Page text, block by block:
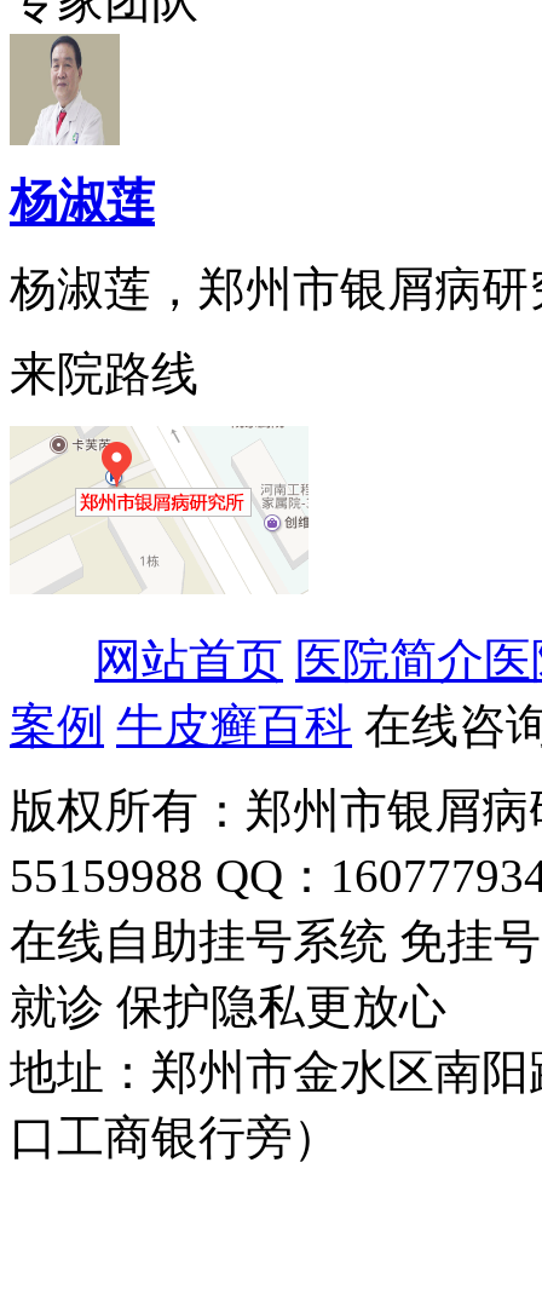
杨淑莲
杨淑莲，郑州市银屑病
来院路线
网站首页 医院简介
案例 牛皮癣百科 在线咨
版权所有：郑州市银屑
55159988 QQ：
在线自助挂号系统 免挂
就诊 保护隐私更放心
地址：郑州市金水区南
口工商银行旁）